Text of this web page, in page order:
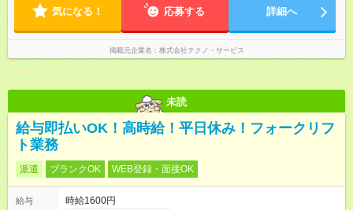
気になる！ 応募する 詳細へ
掲載元企業名 株式会社テクノ・サービス
未読
給与即払いOK！高時給！平日休み！フォークリフ
ト業務
派遣 ブランクOK WEB登録・面接OK
給与
時給1600円